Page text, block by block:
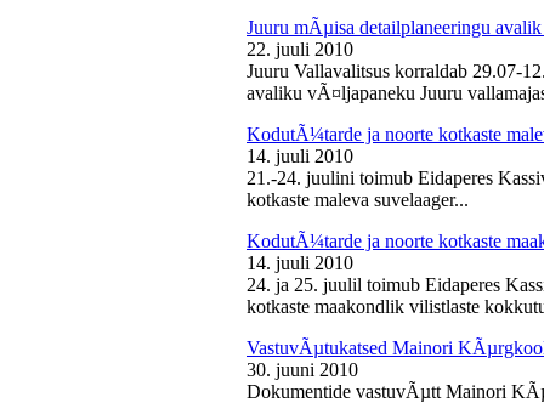
Juuru mÃµisa detailplaneeringu
22. juuli 2010
Juuru Vallavalitsus korraldab 29.07-
avaliku vÃ¤ljapaneku Juuru
KodutÃ¼tarde ja noorte kotkaste
14. juuli 2010
21.-24. juulini toimub Eidaperes
kotkaste maleva suvelaager...
KodutÃ¼tarde ja noorte kotkaste
14. juuli 2010
24. ja 25. juulil toimub Eidaperes
kotkaste maakondlik vilistlaste
VastuvÃµtukatsed Mainori
30. juuni 2010
Dokumentide vastuvÃµtt Mainori